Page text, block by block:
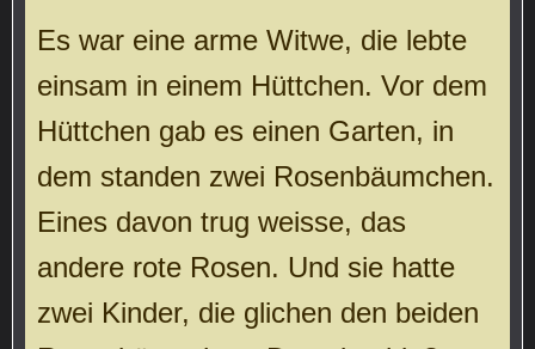
Es war eine arme Witwe, die lebte
einsam in einem Hüttchen. Vor dem
Hüttchen gab es einen Garten, in
dem standen zwei Rosenbäumchen.
Eines davon trug weisse, das
andere rote Rosen. Und sie hatte
zwei Kinder, die glichen den beiden